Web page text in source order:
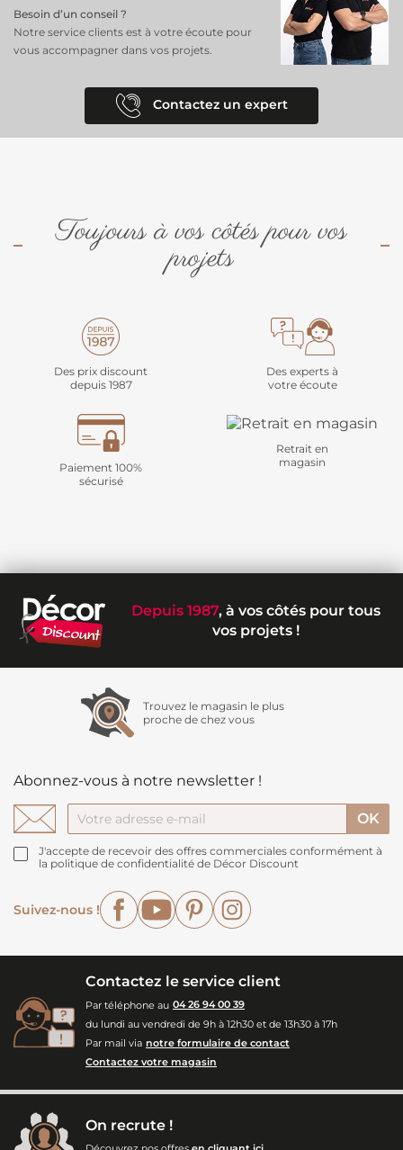
Besoin d’un conseil ?
Notre service clients est à votre écoute pour
vous accompagner dans vos projets.
Contactez un expert
Toujours à vos côtés pour vos
projets
Des prix discount
depuis 1987
Des experts à
votre écoute
Paiement 100%
sécurisé
Retrait en
magasin
Depuis 1987, à vos côtés pour tous
vos projets !
Trouvez le magasin le plus
proche de chez vous
Abonnez-vous à notre newsletter !
J'accepte de recevoir des offres commerciales conformément à
la politique de confidentialité de Décor Discount
Suivez-nous !
FacebookYouTubePinterest
Contactez le service client
Par téléphone au 04 26 94 00 39
du lundi au vendredi de 9h à 12h30 et de 13h30 à 17h
Par mail via notre formulaire de contact
Contactez votre magasin
On recrute !